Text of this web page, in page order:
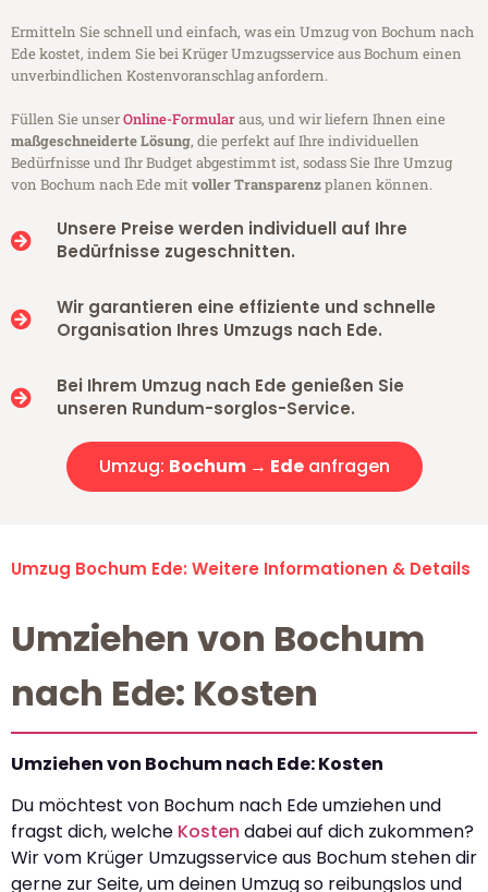
Ermitteln Sie schnell und einfach, was ein Umzug von Bochum nach
Ede kostet, indem Sie bei Krüger Umzugsservice aus Bochum einen
unverbindlichen Kostenvoranschlag anfordern.
Füllen Sie unserOnline-Formularaus, und wir liefern Ihnen eine
maßgeschneiderte Lösung, die perfekt auf Ihre individuellen
Bedürfnisse und Ihr Budget abgestimmt ist, sodass Sie Ihre Umzug
von Bochum nach Ede mitvoller Transparenzplanen können.
Unsere Preise werden individuell auf Ihre
Bedürfnisse zugeschnitten.
Wir garantieren eine effiziente und schnelle
Organisation Ihres Umzugs nach Ede.
Bei Ihrem Umzug nach Ede genießen Sie
unseren Rundum-sorglos-Service.
Umzug: Bochum → Edeanfragen
Umzug Bochum Ede: Weitere Informationen & Details
Umziehen von Bochum
nach Ede: Kosten
Umziehen von Bochum nach Ede: Kosten
Du möchtest von Bochum nach Ede umziehen und
fragst dich, welche Kosten dabei auf dich zukommen?
Wir vom Krüger Umzugsservice aus Bochum stehen dir
gerne zur Seite, um deinen Umzug so reibungslos und